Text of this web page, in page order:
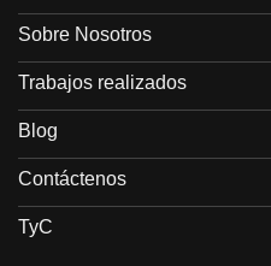
Sobre Nosotros
Trabajos realizados
Blog
Contáctenos
TyC